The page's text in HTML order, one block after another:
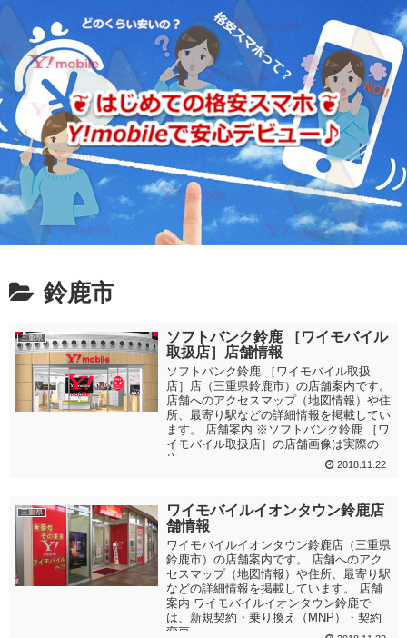
鈴鹿市
三重県
ソフトバンク鈴鹿 ［ワイモバイル
取扱店］店舗情報
ソフトバンク鈴鹿 ［ワイモバイル取扱
店］店（三重県鈴鹿市）の店舗案内です。
店舗へのアクセスマップ（地図情報）や住
所、最寄り駅などの詳細情報を掲載してい
ます。 店舗案内 ※ソフトバンク鈴鹿 ［ワ
イモバイル取扱店］の店舗画像は実際の
店...
2018.11.22
三重県
ワイモバイルイオンタウン鈴鹿店
舗情報
ワイモバイルイオンタウン鈴鹿店（三重県
鈴鹿市）の店舗案内です。 店舗へのアク
セスマップ（地図情報）や住所、最寄り駅
などの詳細情報を掲載しています。 店舗
案内 ワイモバイルイオンタウン鈴鹿で
は、新規契約・乗り換え（MNP）・契約
変更...